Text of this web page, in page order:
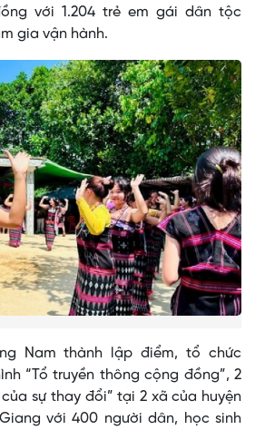
với 1.204 trẻ em gái dân tộc
gia vận hành.
Nam thành lập điểm, tổ chức
“Tổ truyền thông cộng đồng”, 2
sự thay đổi” tại 2 xã của huyện
với 400 người dân, học sinh